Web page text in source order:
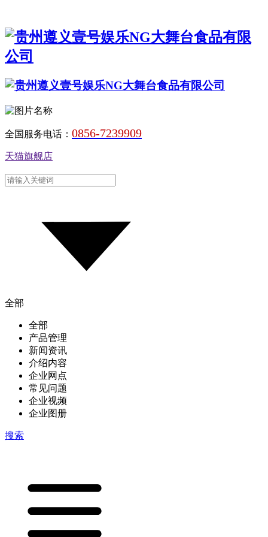
全国服务电话： 0856-7239909
天猫旗舰店
全部
全部
产品管理
新闻资讯
介绍内容
企业网点
常见问题
企业视频
企业图册
搜索